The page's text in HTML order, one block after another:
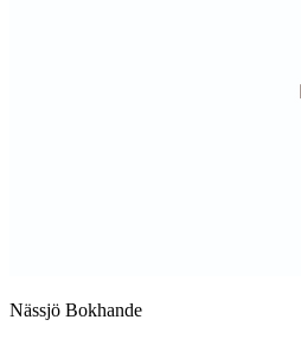
Nässjö Bokhande